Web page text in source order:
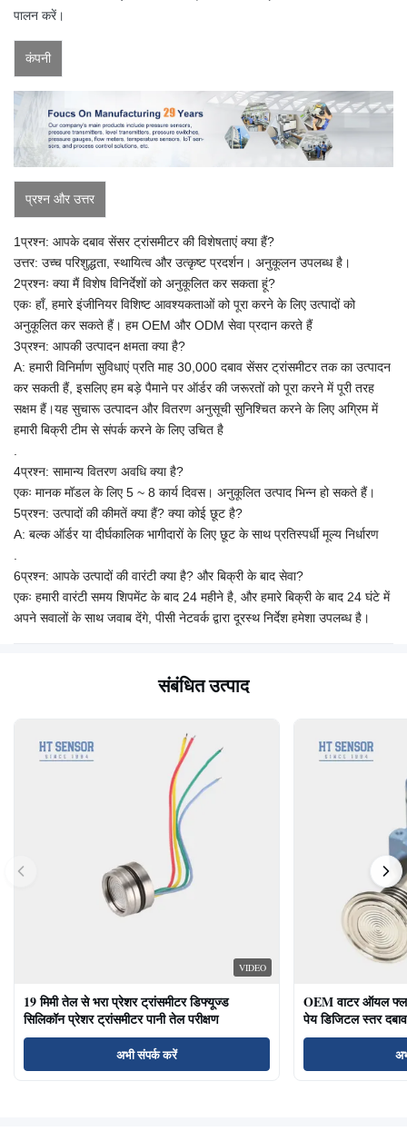
पालन करें।
कंपनी
प्रश्न और उत्तर
1प्रश्न: आपके दबाव सेंसर ट्रांसमीटर की विशेषताएं क्या हैं?
उत्तर: उच्च परिशुद्धता, स्थायित्व और उत्कृष्ट प्रदर्शन। अनुकूलन उपलब्ध है।
2प्रश्नः क्या मैं विशेष विनिर्देशों को अनुकूलित कर सकता हूं?
एकः हाँ, हमारे इंजीनियर विशिष्ट आवश्यकताओं को पूरा करने के लिए उत्पादों को
अनुकूलित कर सकते हैं। हम OEM और ODM सेवा प्रदान करते हैं
3प्रश्न: आपकी उत्पादन क्षमता क्या है?
A: हमारी विनिर्माण सुविधाएं प्रति माह 30,000 दबाव सेंसर ट्रांसमीटर तक का उत्पादन
कर सकती हैं, इसलिए हम बड़े पैमाने पर ऑर्डर की जरूरतों को पूरा करने में पूरी तरह
सक्षम हैं।यह सुचारू उत्पादन और वितरण अनुसूची सुनिश्चित करने के लिए अग्रिम में
हमारी बिक्री टीम से संपर्क करने के लिए उचित है
.
4प्रश्न: सामान्य वितरण अवधि क्या है?
एकः मानक मॉडल के लिए 5 ~ 8 कार्य दिवस। अनुकूलित उत्पाद भिन्न हो सकते हैं।
5प्रश्न: उत्पादों की कीमतें क्या हैं? क्या कोई छूट है?
A: बल्क ऑर्डर या दीर्घकालिक भागीदारों के लिए छूट के साथ प्रतिस्पर्धी मूल्य निर्धारण
.
6प्रश्न: आपके उत्पादों की वारंटी क्या है? और बिक्री के बाद सेवा?
एकः हमारी वारंटी समय शिपमेंट के बाद 24 महीने है, और हमारे बिक्री के बाद 24 घंटे में
अपने सवालों के साथ जवाब देंगे, पीसी नेटवर्क द्वारा दूरस्थ निर्देश हमेशा उपलब्ध है।
संबंधित उत्पाद
VIDEO
19 मिमी तेल से भरा प्रेशर ट्रांसमीटर डिफ्यूज्ड
सिलिकॉन प्रेशर ट्रांसमीटर पानी तेल परीक्षण
अभी संपर्क करें
OEM वाटर ऑयल
पेय डिजिटल स्तर